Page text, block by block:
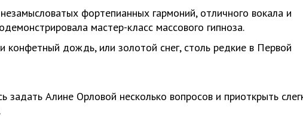
фортепианных гармоний, отличного вокала и
мастер-класс массового гипноза.
конфетный дождь, или золотой снег, столь редкие в Первой
задать Алине Орловой несколько вопросов и приоткрыть